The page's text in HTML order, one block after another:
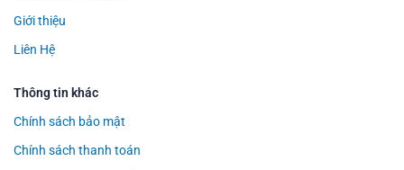
Giới thiệu
Liên Hệ
Thông tin khác
Chính sách bảo mật
Chính sách thanh toán